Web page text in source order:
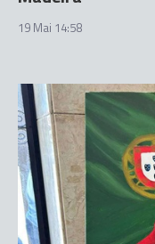
19 Mai 14:58